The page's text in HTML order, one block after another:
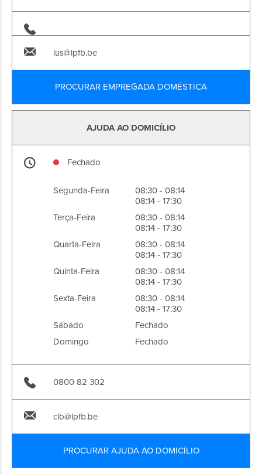
lus@lpfb.be
PROCURAR EMPREGADA DOMÉSTICA
AJUDA AO DOMICÍLIO
Fechado
Segunda-Feira
08:30 - 08:14
08:14 - 17:30
Terça-Feira
08:30 - 08:14
08:14 - 17:30
Quarta-Feira
08:30 - 08:14
08:14 - 17:30
Quinta-Feira
08:30 - 08:14
08:14 - 17:30
Sexta-Feira
08:30 - 08:14
08:14 - 17:30
Sábado
Fechado
Domingo
Fechado
0800 82 302
clb@lpfb.be
PROCURAR AJUDA AO DOMICÍLIO